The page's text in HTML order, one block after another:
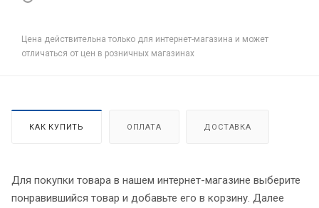
Цена действительна только для интернет-магазина и может
отличаться от цен в розничных магазинах
КАК КУПИТЬ ОПЛАТА ДОСТАВКА
Для покупки товара в нашем интернет-магазине выберите
понравившийся товар и добавьте его в корзину. Далее